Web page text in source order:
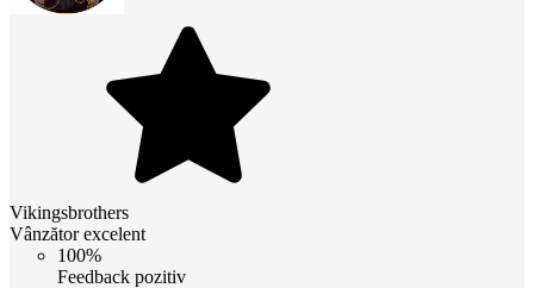
Vikingsbrothers
Vânzător excelent
100%
Feedback pozitiv